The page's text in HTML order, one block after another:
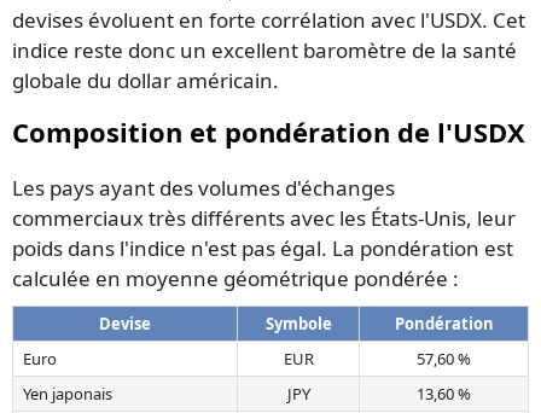
devises évoluent en forte corrélation avec l'USDX. Cet
indice reste donc un excellent baromètre de la santé
globale du dollar américain.
Composition et pondération de l'USDX
Les pays ayant des volumes d'échanges
commerciaux très différents avec les États-Unis, leur
poids dans l'indice n'est pas égal. La pondération est
calculée en moyenne géométrique pondérée :
Devise Symbole
Pondération
Euro
EUR
57,60 %
Yen japonais
JPY
13,60 %